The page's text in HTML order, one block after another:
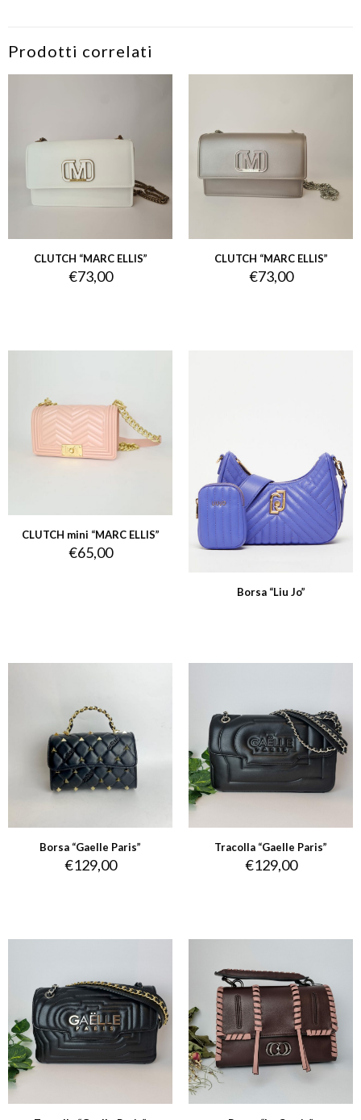
Prodotti correlati
CLUTCH “MARC ELLIS”
€73,00
CLUTCH “MARC ELLIS”
€73,00
CLUTCH mini “MARC ELLIS”
€65,00
Borsa “Liu Jo”
Borsa “Gaelle Paris”
€129,00
Tracolla “Gaelle Paris”
€129,00